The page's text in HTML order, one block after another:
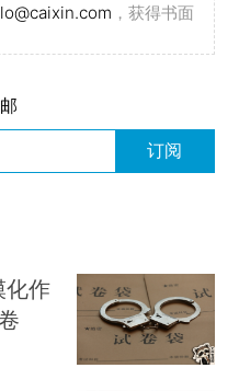
，获得书面
订阅
化作